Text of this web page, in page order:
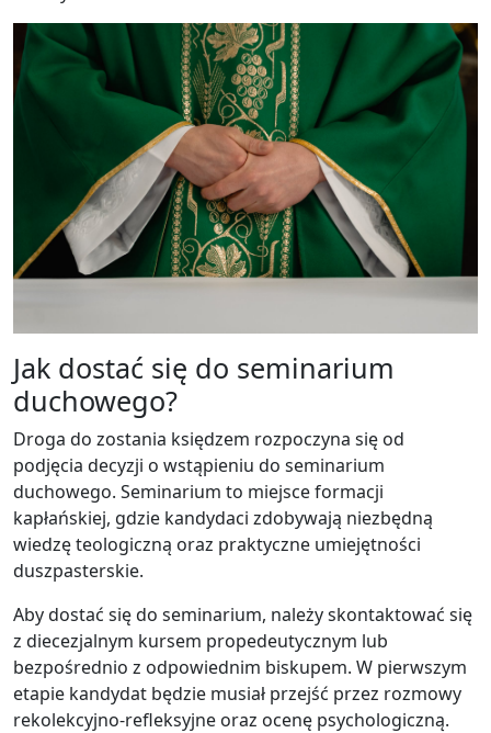
Jak dostać się do seminarium
duchowego?
Droga do zostania księdzem rozpoczyna się od
podjęcia decyzji o wstąpieniu do seminarium
duchowego. Seminarium to miejsce formacji
kapłańskiej, gdzie kandydaci zdobywają niezbędną
wiedzę teologiczną oraz praktyczne umiejętności
duszpasterskie.
Aby dostać się do seminarium, należy skontaktować się
z diecezjalnym kursem propedeutycznym lub
bezpośrednio z odpowiednim biskupem. W pierwszym
etapie kandydat będzie musiał przejść przez rozmowy
rekolekcyjno-refleksyjne oraz ocenę psychologiczną.